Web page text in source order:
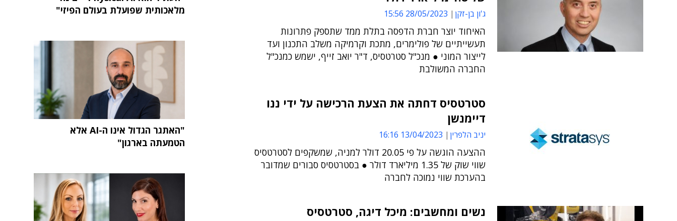
ג'ון בן-זקן 28/05/2023 15:56
האיחוד יוצר חברת הדפסה בתלת ממד שתספק פתרונות
תעשייתיים של פולימרים, מתכת וקרמיקה משלב התכנון ועד
לייצור המוני ● מנכ"ל סטרטסיס, ד"ר יואב זייף, ישמש כמנכ"ל
החברה המשולבת
סטרטסיס דחתה את הצעת הרכישה על ידי ננו
דיימנשן
יניב הלפרין 13/04/2023 16:16
ההצעה הוגשה על פי 20.05 דולר למניה, שמשקפים לסטרטסיס
שווי שוק של 1.35 מיליארד דולר ● בסטרטסיס סבורים שמדובר
בהערכת שווי נמוכה לחברה
נשים ומחשבים: מיכל דיגה, סטרטסיס
מלאכותית שפועלת בעולם הפיזי"
"האתגר הגדול אינו ה-AI אלא
הטמעתה בארגון"